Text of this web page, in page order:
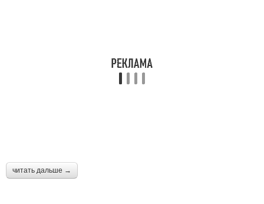
читать дальше →